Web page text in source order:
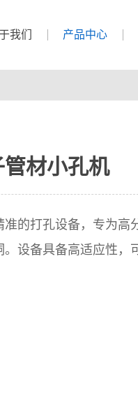
我们 产品中心
材小孔机
的打孔设备，专为
。设备具备高适应性